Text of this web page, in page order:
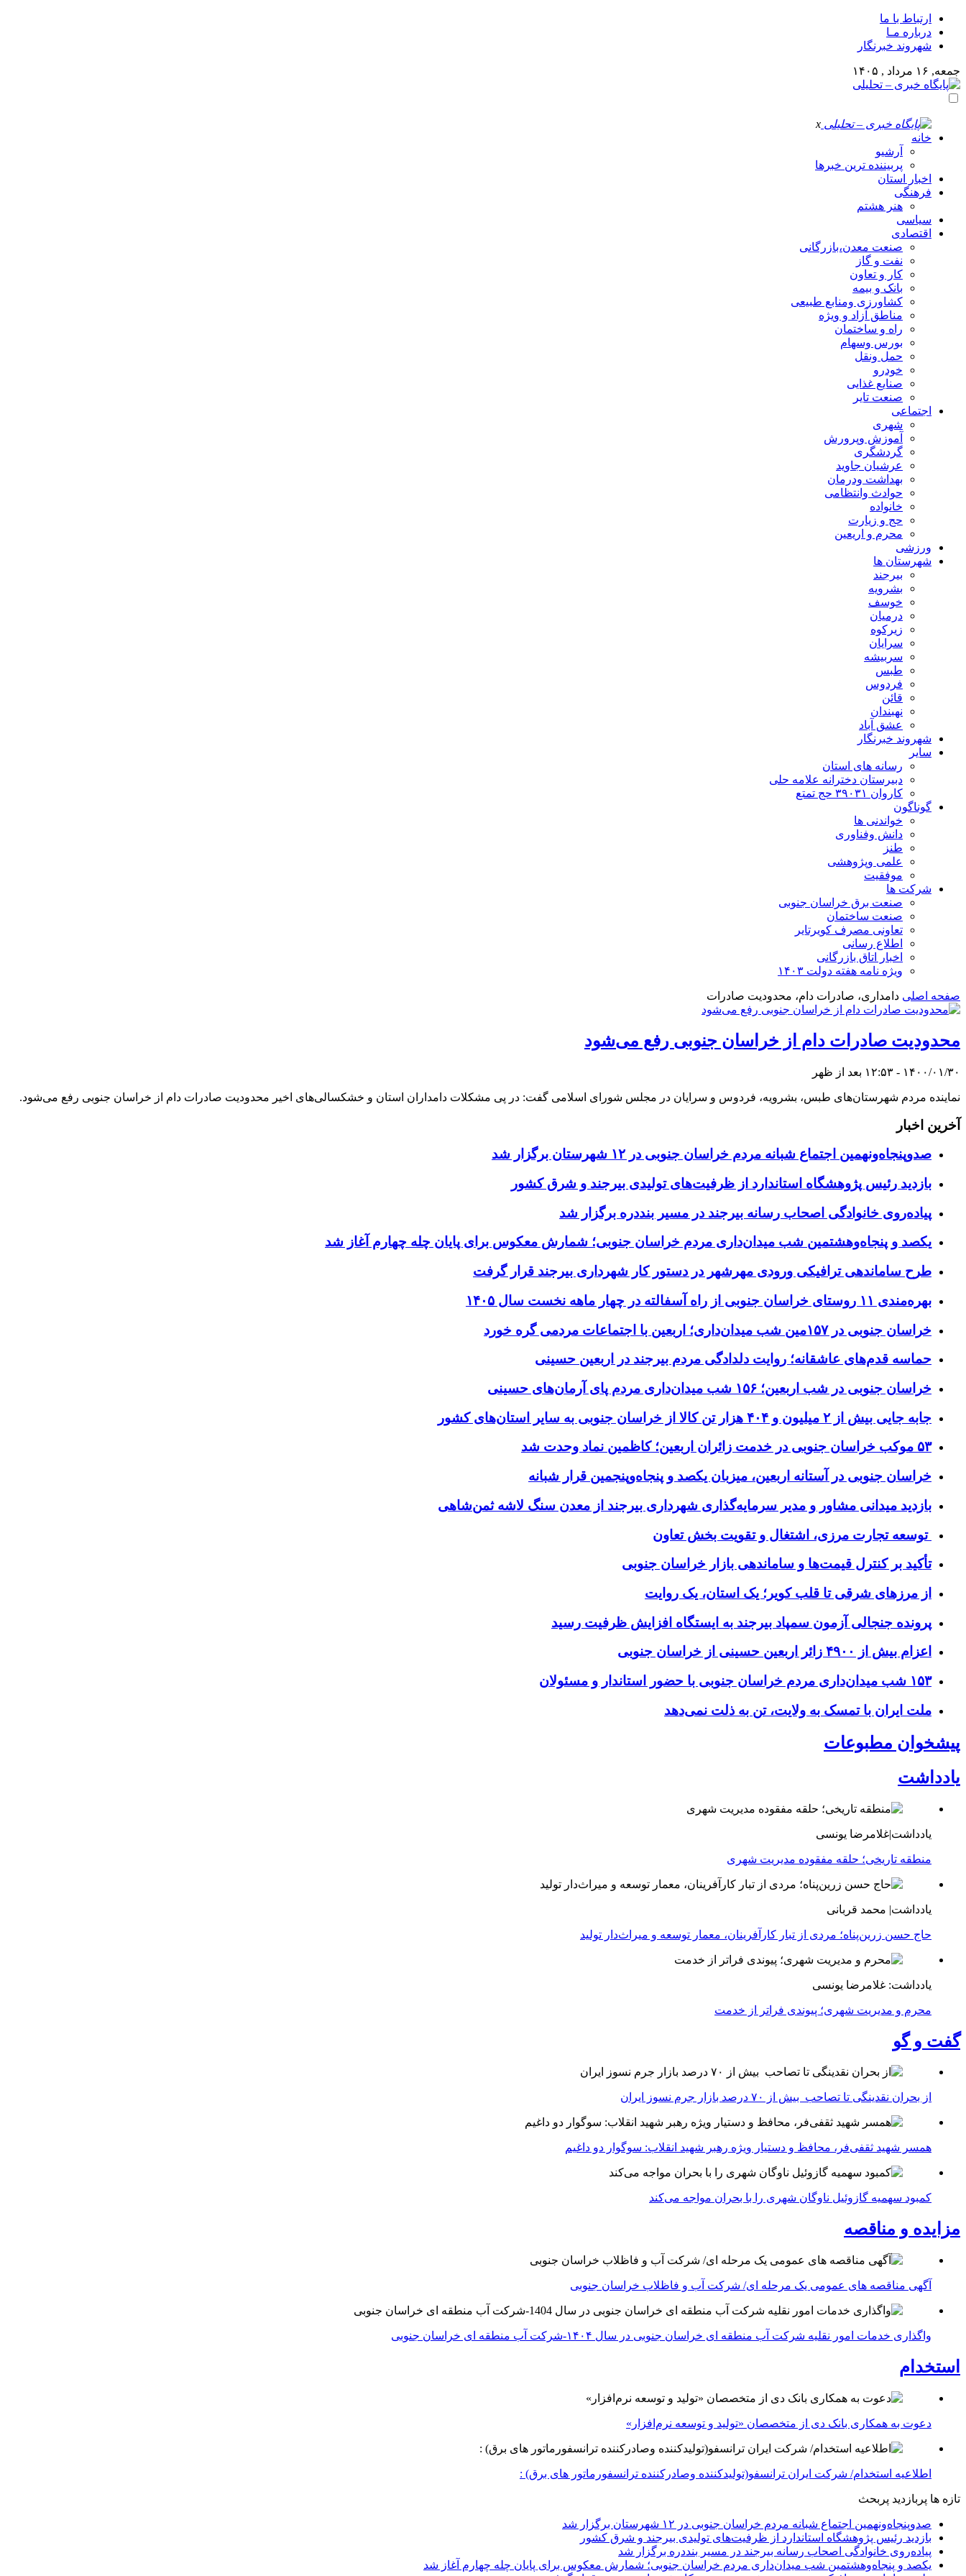
ارتباط با ما
درباره مـا
شهروند خبرنگار
جمعه, ۱۶ مرداد , ۱۴۰۵
x
خانه
آرشیو
پربیننده ترین خبرها
اخبار استان
فرهنگی
هنر هشتم
سیاسی
اقتصادی
صنعت معدن،بازرگانی
نفت و گاز
کار و تعاون
بانک و بیمه
کشاورزی ومنابع طبیعی
مناطق آزاد و ویژه
راه و ساختمان
بورس وسهام
حمل ونقل
خودرو
صنایع غذایی
صنعت تایر
اجتماعی
شهری
آموزش وپرورش
گردشگری
عرشیان جاوید
بهداشت ودرمان
حوادث وانتظامی
خانواده
حج و زیارت
محرم و اریعین
ورزشی
شهرستان ها
بیرجند
بشرویه
خوسف
درمیان
زیرکوه
سرایان
سربیشه
طبس
فردوس
قائن
نهبندان
عشق آباد
شهروند خبرنگار
سایر
رسانه های استان
دبیرستان دخترانه علامه حلی
کاروان ۳۹۰۳۱ حج تمتع
گوناگون
خواندنی ها
دانش وفناوری
طنز
علمی وپژوهشی
موفقیت
شرکت ها
صنعت برق خراسان جنوبی
صنعت ساختمان
تعاونی مصرف کویرتایر
اطلاع رسانی
اخبار اتاق بازرگانی
ویژه نامه هفته دولت ۱۴۰۳
صفحه اصلی دامداری، صادرات دام، محدودیت صادرات
محدودیت صادرات دام از خراسان جنوبی رفع می‌شود
۱۴۰۰/۰۱/۳۰ - ۱۲:۵۳ بعد از ظهر
نماینده مردم شهرستان‌های طبس، بشرویه، فردوس و سرایان در مجلس شورای اسلامی گفت: در پی مشکلات دامداران استان و خشکسالی‌های اخیر محدودیت صادرات دام از خراسان جنوبی رفع می‌شود.
آخرین اخبار
صدوپنجاه‌ونهمین اجتماع شبانه مردم خراسان جنوبی در ۱۲ شهرستان برگزار شد
بازدید رئیس پژوهشگاه استاندارد از ظرفیت‌های تولیدی بیرجند و شرق کشور
پیاده‌روی خانوادگی اصحاب رسانه بیرجند در مسیر بنددره برگزار شد
یکصد و پنجاه‌وهشتمین شب میدان‌داری مردم خراسان جنوبی؛ شمارش معکوس برای پایان چله چهارم آغاز شد
طرح ساماندهی ترافیکی ورودی مهرشهر در دستور کار شهرداری بیرجند قرار گرفت
بهره‌مندی ۱۱ روستای خراسان جنوبی از راه آسفالته در چهار ماهه نخست سال ۱۴۰۵
خراسان جنوبی در ۱۵۷مین شب میدان‌داری؛ اربعین با اجتماعات مردمی گره خورد
حماسه قدم‌های عاشقانه؛ روایت دلدادگی مردم بیرجند در اربعین حسینی
خراسان جنوبی در شب اربعین؛ ۱۵۶ شب میدان‌داری مردم پای آرمان‌های حسینی
جابه جایی بیش از ۲ میلیون و ۴۰۴ هزار تن کالا از خراسان جنوبی به سایر استان‌های کشور
۵۳ موکب خراسان جنوبی در خدمت زائران اربعین؛ کاظمین نماد وحدت شد
خراسان جنوبی در آستانه اربعین، میزبان یکصد و پنجاه‌وپنجمین قرار شبانه
بازدید میدانی مشاور و مدیر سرمایه‌گذاری شهرداری بیرجند از معدن سنگ لاشه ثمن‌شاهی
توسعه تجارت مرزی، اشتغال و تقویت بخش تعاون
تأکید بر کنترل قیمت‌ها و ساماندهی بازار خراسان جنوبی
از مرزهای شرقی تا قلب کویر؛ یک استان، یک روایت
پرونده جنجالی آزمون سمپاد بیرجند به ایستگاه افزایش ظرفیت رسید
اعزام بیش از ۴۹۰۰ زائر اربعین حسینی از خراسان جنوبی
۱۵۳ شب میدان‌داری مردم خراسان جنوبی با حضور استاندار و مسئولان
ملت ایران با تمسک به ولایت، تن به ذلت نمی‌دهد
پیشخوان مطبوعات
یادداشت
یادداشت|غلامرضا یونسی
منطقه تاریخی؛ حلقه مفقوده مدیریت شهری
یادداشت| محمد قربانی
حاج حسن زرین‌پناه؛ مردی از تبار کارآفرینان، معمار توسعه و میراث‌دار تولید
یادداشت: غلامرضا یونسی
محرم و مدیریت شهری؛ پیوندی فراتر از خدمت
گفت و گو
از بحران نقدینگی تا تصاحب بیش از ۷۰ درصد بازار جرم نسوز ایران
همسر شهید ثقفی‌فر، محافظ و دستیار ویژه رهبر شهید انقلاب: سوگوار دو داغیم
کمبود سهمیه گازوئیل ناوگان شهری را با بحران مواجه می‌کند
مزایده و مناقصه
آگهی مناقصه های عمومی یک مرحله ای/ شرکت آب و فاظلاب خراسان جنوبی
واگذاری خدمات امور نقلیه شرکت آب منطقه ای خراسان جنوبی در سال ۱۴۰۴-شرکت آب منطقه ای خراسان جنوبی
استخدام
دعوت به همکاری بانک دی از متخصصان «تولید و توسعه نرم‌افزار»
اطلاعیه استخدام/ شرکت ایران ترانسفو(تولیدکننده وصادرکننده ترانسفورماتور های برق) :
تازه ها پربازدید پربحث
صدوپنجاه‌ونهمین اجتماع شبانه مردم خراسان جنوبی در ۱۲ شهرستان برگزار شد
بازدید رئیس پژوهشگاه استاندارد از ظرفیت‌های تولیدی بیرجند و شرق کشور
پیاده‌روی خانوادگی اصحاب رسانه بیرجند در مسیر بنددره برگزار شد
یکصد و پنجاه‌وهشتمین شب میدان‌داری مردم خراسان جنوبی؛ شمارش معکوس برای پایان چله چهارم آغاز شد